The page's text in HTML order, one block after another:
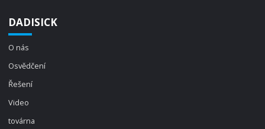
DADISICK
O nás
Osvědčení
Řešení
Video
továrna